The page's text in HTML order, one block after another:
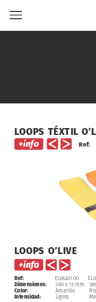
Ref: EL06201.00
Dimensiones: 280 x 13 mm
Color: Amarillo
Intensidad: Ligera
Ref:
LOOPS O’LIVE
LOOPS TÉXTIL